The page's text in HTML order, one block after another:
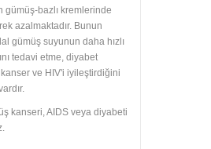
gümüş-bazlı kremlerinde
azalmaktadır. Bunun
gümüş suyunun daha hızlı
tedavi etme, diyabet
ve HIV'i iyileştirdiğini
kanseri, AIDS veya diyabeti